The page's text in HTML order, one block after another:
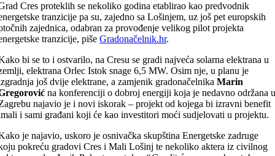
Cres proteklih se nekoliko godina etablirao kao predvodnik
tranzicije pa su, zajedno sa Lošinjem, uz još pet europskih
zajednica, odabran za provođenje velikog pilot projekta
tranzicije, pišeGradonačelnik.hr.
bi se to i ostvarilo, na Cresu se gradi najveća solarna elektrana u
elektrana Orlec Istok snage 6,5 MW. Osim nje, u planu je
još dvije elektrane, a zamjenik gradonačelnikaMarin
na konferenciji o dobroj energiji koja je nedavno održana
najavio je i novi iskorak – projekt od kojega bi izravni benefit
i sami građani koji će kao investitori moći sudjelovati u projektu.
je najavio, uskoro je osnivačka skupština Energetske zadruge
pokreću gradovi Cres i Mali Lošinj te nekoliko aktera iz civilnog